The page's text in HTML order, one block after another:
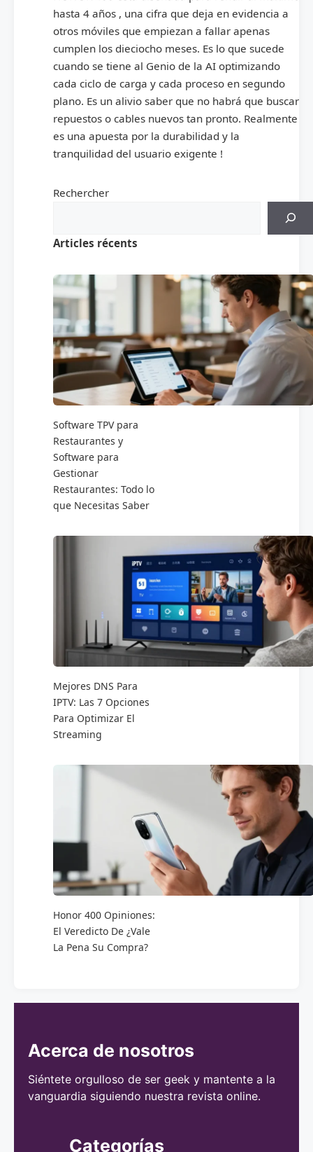
hasta 4 años , una cifra que deja en evidencia a
otros móviles que empiezan a fallar apenas
cumplen los dieciocho meses. Es lo que sucede
cuando se tiene al Genio de la AI optimizando
cada ciclo de carga y cada proceso en segundo
plano. Es un alivio saber que no habrá que buscar
repuestos o cables nuevos tan pronto. Realmente
es una apuesta por la durabilidad y la
tranquilidad del usuario exigente !
Rechercher
Articles récents
Software TPV para
Restaurantes y
Software para
Gestionar
Restaurantes: Todo lo
que Necesitas Saber
Mejores DNS Para
IPTV: Las 7 Opciones
Para Optimizar El
Streaming
Honor 400 Opiniones:
El Veredicto De ¿Vale
La Pena Su Compra?
Acerca de nosotros
Siéntete orgulloso de ser geek y mantente a la
vanguardia siguiendo nuestra revista online.
Categorías